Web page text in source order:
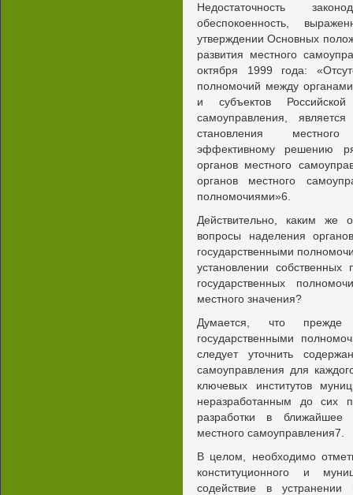
Недостаточность
обеспокоенность,
утверждении Основных
развития местного
октября 1999 года:
полномочий между
и субъектов
самоуправления,
становления местного
эффективному решению
органов местного
органов местного
полномочиями»6.
Действительно, каким
вопросы наделения
государственными
установлении
государственных
местного значения?
Думается, что
государственными
следует уточнить
самоуправления для
ключевых институтов
неразработанным до сих
разработки в ближайшее
местного самоуправления7.
В целом, необходимо
конституционного и
содействие в